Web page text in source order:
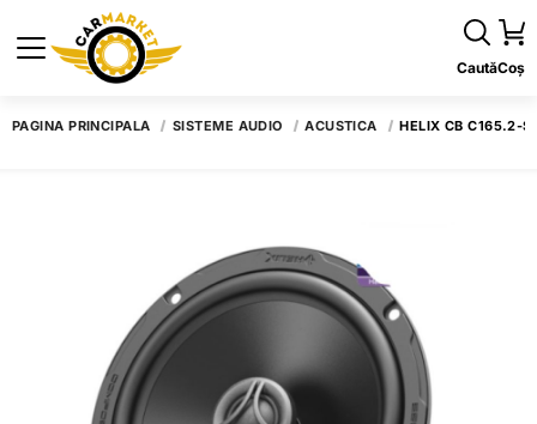
CautăCoș
PAGINA PRINCIPALĂ SISTEME AUDIO ACUSTICA HELIX CB C165.2-